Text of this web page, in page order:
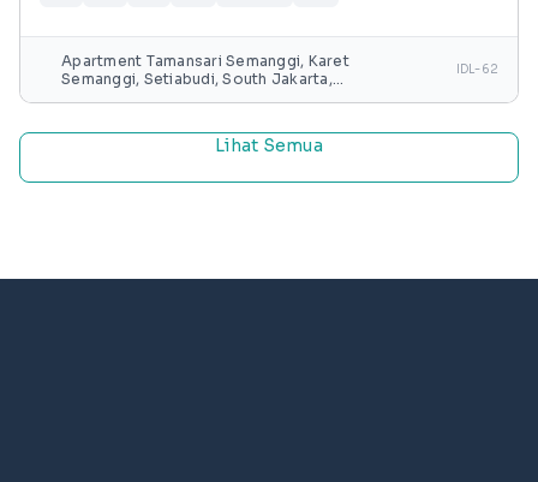
Apartment Tamansari Semanggi, Karet
Semanggi, Setiabudi, South Jakarta,
IDL-62
Lihat Semua